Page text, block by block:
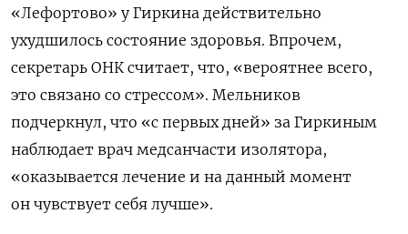
«Лефортово» у Гиркина действительно
ухудшилось состояние здоровья. Впрочем,
секретарь ОНК считает, что, «вероятнее всего,
это связано со стрессом». Мельников
подчеркнул, что «с первых дней» за Гиркиным
наблюдает врач медсанчасти изолятора,
«оказывается лечение и на данный момент
он чувствует себя лучше».